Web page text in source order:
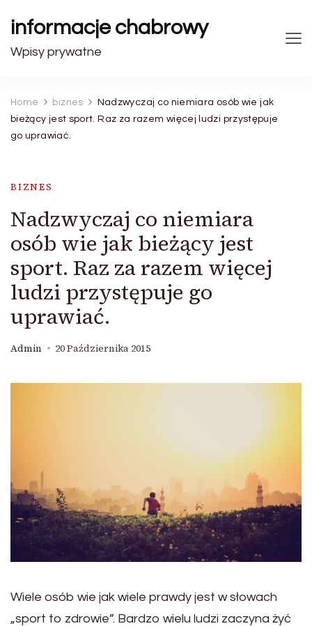
informacje chabrowy
Wpisy prywatne
Home biznes
Nadzwyczaj co niemiara osób wie jak
bieżący jest sport. Raz za razem więcej ludzi przystępuje
go uprawiać.
BIZNES
Nadzwyczaj co niemiara
osób wie jak bieżący jest
sport. Raz za razem więcej
ludzi przystępuje go
uprawiać.
Admin 20 Października 2015
Wiele osób wie jak wiele prawdy jest w słowach
„sport to zdrowie”. Bardzo wielu ludzi zaczyna żyć